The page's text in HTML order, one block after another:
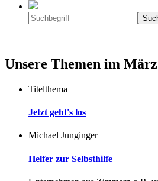
Unsere Themen im März
Titelthema
Jetzt geht's los
Michael Junginger
Helfer zur Selbsthilfe